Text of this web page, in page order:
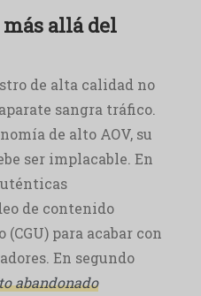
allá del
de alta calidad no
sangra tráfico.
de alto AOV, su
ser implacable. En
de contenido
para acabar con
En segundo
abandonado